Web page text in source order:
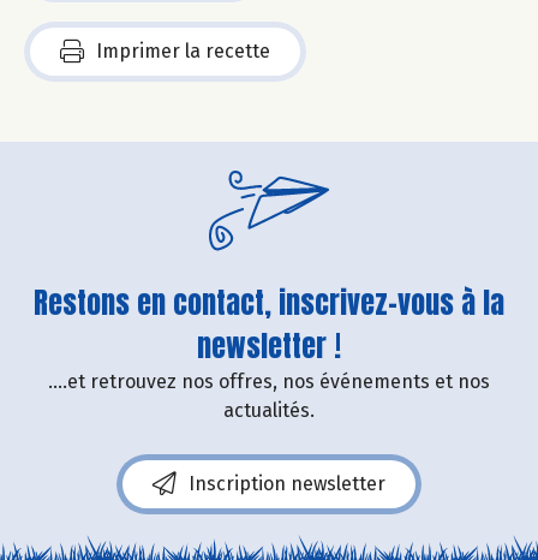
Imprimer la recette
Restons en contact, inscrivez-vous à la
newsletter !
....et retrouvez nos offres, nos événements et nos
actualités.
Inscription newsletter